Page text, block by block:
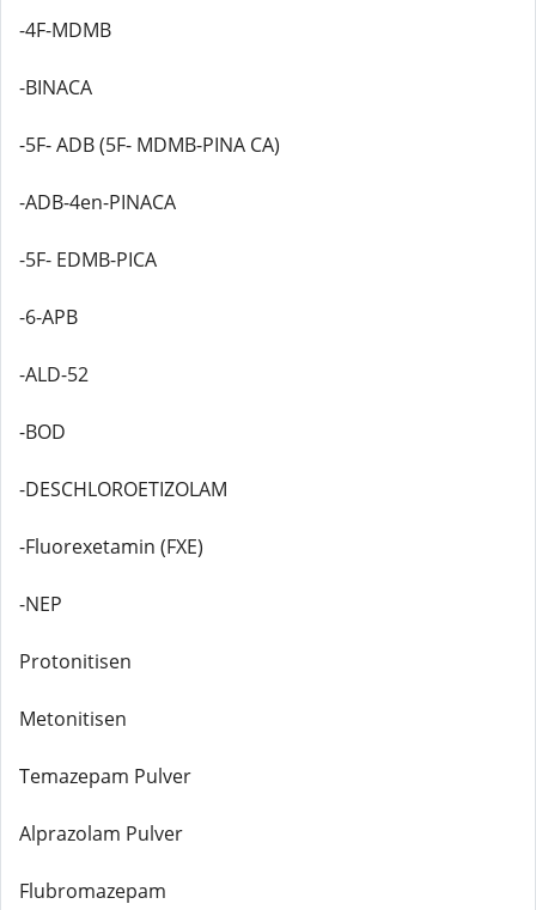
-4F-MDMB
-BINACA
-5F- ADB (5F- MDMB-PINA CA)
-ADB-4en-PINACA
-5F- EDMB-PICA
-6-APB
-ALD-52
-BOD
-DESCHLOROETIZOLAM
-Fluorexetamin (FXE)
-NEP
Protonitisen
Metonitisen
Temazepam Pulver
Alprazolam Pulver
Flubromazepam